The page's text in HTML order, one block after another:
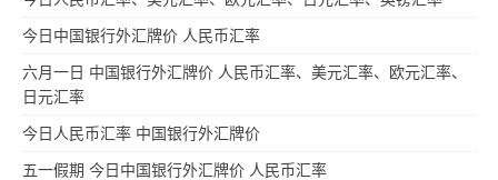
今日中国银行外汇牌价 人民币汇率
六月一日 中国银行外汇牌价 人民币汇率、美元汇率、欧元汇率、
日元汇率
今日人民币汇率 中国银行外汇牌价
五一假期 今日中国银行外汇牌价 人民币汇率